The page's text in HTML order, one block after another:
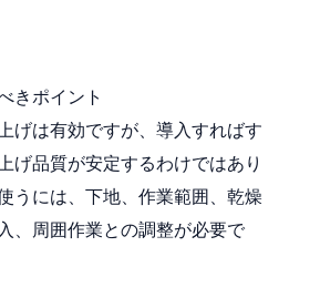
きポイント
げは有効ですが、導入すればす
げ品質が安定するわけではあり
うには、下地、作業範囲、乾燥
、周囲作業との調整が必要で